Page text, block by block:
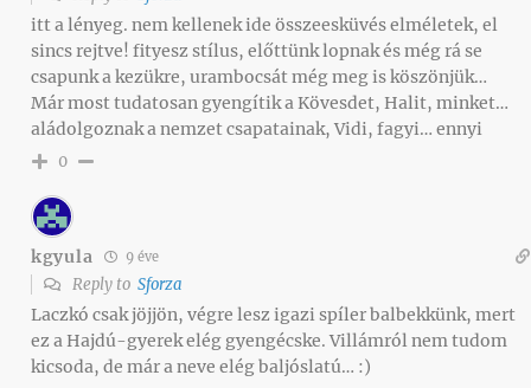
itt a lényeg. nem kellenek ide összeesküvés elméletek, el
sincs rejtve! fityesz stílus, előttünk lopnak és még rá se
csapunk a kezükre, urambocsát még meg is köszönjük…
Már most tudatosan gyengítik a Kövesdet, Halit, minket…
aládolgoznak a nemzet csapatainak, Vidi, fagyi… ennyi
0
kgyula 9 éve
Reply to Sforza
Laczkó csak jöjjön, végre lesz igazi spíler balbekkünk, mert
ez a Hajdú-gyerek elég gyengécske. Villámról nem tudom
kicsoda, de már a neve elég baljóslatú… :)